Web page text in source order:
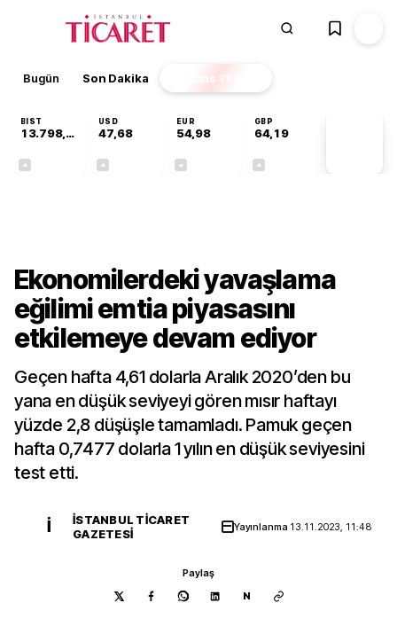
Bugün Son Dakika Finans EKSTRA
BIST
13.798,82
USD
47,68
EUR
54,98
GBP
64,19
Ekonomilerdeki yavaşlama
eğilimi emtia piyasasını
etkilemeye devam ediyor
Geçen hafta 4,61 dolarla Aralık 2020’den bu
yana en düşük seviyeyi gören mısır haftayı
yüzde 2,8 düşüşle tamamladı. Pamuk geçen
hafta 0,7477 dolarla 1 yılın en düşük seviyesini
test etti.
İ
İSTANBUL TICARET
GAZETESI
Yayınlanma 13.11.2023, 11:48
Paylaş
N